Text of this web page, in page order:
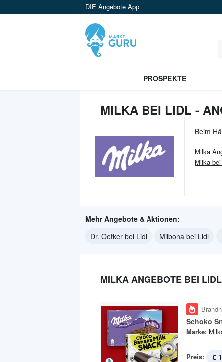
DIE Angebote App
PROSPEKTE
MILKA BEI LIDL -
Beim
Milka
Milka
Mehr Angebote & Aktionen:
Dr. Oetker bei Lidl
Milbona bei Lidl
MILKA ANGEBOTE BEI LIDL
Schoko
Marke:
Preis: €